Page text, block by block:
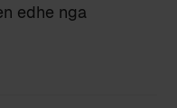
edhe nga